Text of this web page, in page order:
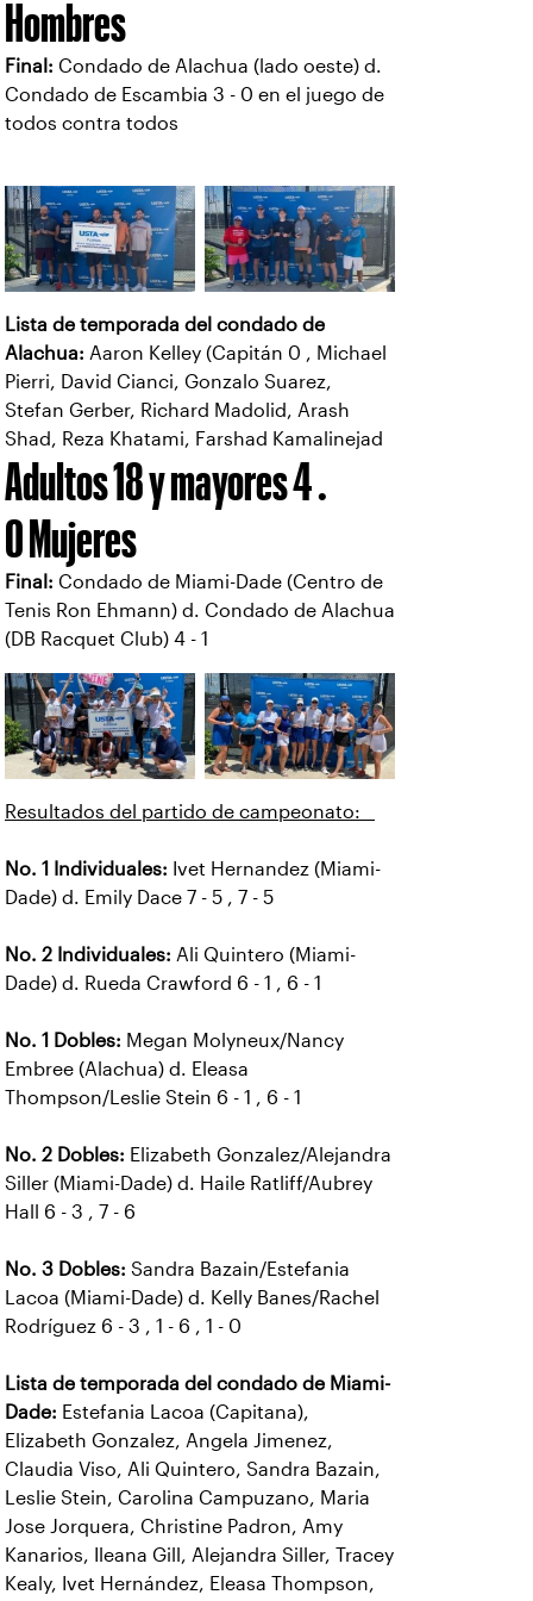
Hombres
Final: Condado de Alachua (lado oeste) d.
Condado de Escambia 3 - 0 en el juego de
todos contra todos
Lista de temporada del condado de
Alachua: Aaron Kelley (Capitán 0 , Michael
Pierri, David Cianci, Gonzalo Suarez,
Stefan Gerber, Richard Madolid, Arash
Shad, Reza Khatami, Farshad Kamalinejad
Adultos 18 y mayores 4 .
0 Mujeres
Final: Condado de Miami-Dade (Centro de
Tenis Ron Ehmann) d. Condado de Alachua
(DB Racquet Club) 4 - 1
Resultados del partido de campeonato:
No. 1 Individuales: Ivet Hernandez (Miami-
Dade) d. Emily Dace 7 - 5 , 7 - 5
No. 2 Individuales: Ali Quintero (Miami-
Dade) d. Rueda Crawford 6 - 1 , 6 - 1
No. 1 Dobles: Megan Molyneux/Nancy
Embree (Alachua) d. Eleasa
Thompson/Leslie Stein 6 - 1 , 6 - 1
No. 2 Dobles: Elizabeth Gonzalez/Alejandra
Siller (Miami-Dade) d. Haile Ratliff/Aubrey
Hall 6 - 3 , 7 - 6
No. 3 Dobles: Sandra Bazain/Estefania
Lacoa (Miami-Dade) d. Kelly Banes/Rachel
Rodríguez 6 - 3 , 1 - 6 , 1 - 0
Lista de temporada del condado de Miami-
Dade: Estefania Lacoa (Capitana),
Elizabeth Gonzalez, Angela Jimenez,
Claudia Viso, Ali Quintero, Sandra Bazain,
Leslie Stein, Carolina Campuzano, Maria
Jose Jorquera, Christine Padron, Amy
Kanarios, Ileana Gill, Alejandra Siller, Tracey
Kealy, Ivet Hernández, Eleasa Thompson,